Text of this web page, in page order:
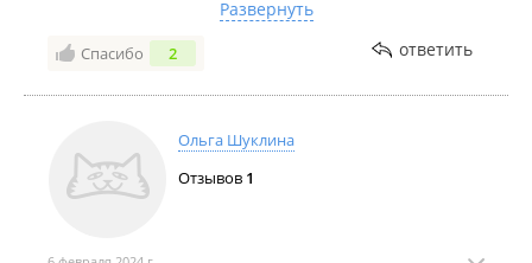
Может молодому сотруднику нужен
наставник, чтоб показал - рассказал как
Развернуть
Спасибо 2 ответить
Ольга Шуклина
Отзывов 1